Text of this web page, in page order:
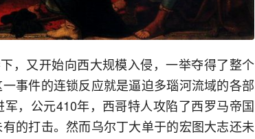
，又开始向西大规模入侵，一举夺得了整个
事件的连锁反应就是逼迫多瑙河流域的各部
，公元410年，西哥特人攻陷了西罗马帝国
的打击。然而乌尔丁大单于的宏图大志还未